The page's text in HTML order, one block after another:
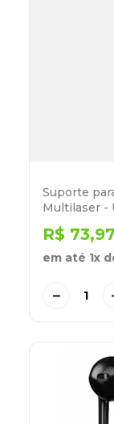
Suporte
Multilaser -
R$ 73,97
em até 1x
－